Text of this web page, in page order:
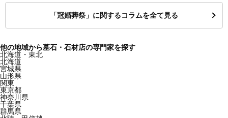
「冠婚葬祭」に関するコラムを全て見る
他の地域から墓石・石材店の専門家を探す
北海道・東北
北海道
宮城県
山形県
関東
東京都
神奈川県
千葉県
群馬県